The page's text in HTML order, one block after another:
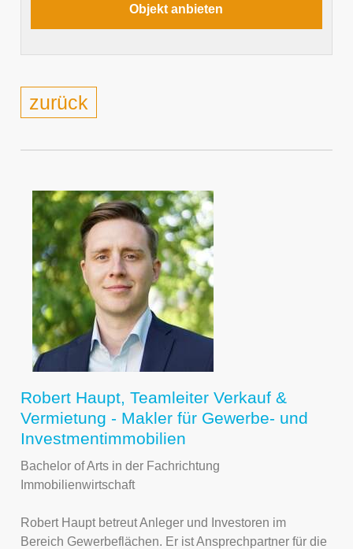
zurück
Robert Haupt, Teamleiter Verkauf &
Vermietung - Makler für Gewerbe- und
Investmentimmobilien
Bachelor of Arts in der Fachrichtung
Immobilienwirtschaft
Robert Haupt betreut Anleger und Investoren im
Bereich Gewerbeflächen. Er ist Ansprechpartner für die